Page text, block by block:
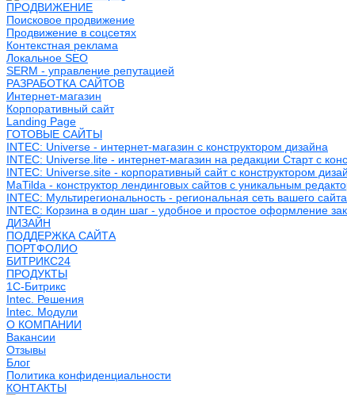
ПРОДВИЖЕНИЕ
Поисковое продвижение
Продвижение в соцсетях
Контекстная реклама
Локальное SEO
SERM - управление репутацией
РАЗРАБОТКА САЙТОВ
Интернет-магазин
Корпоративный сайт
Landing Page
ГОТОВЫЕ САЙТЫ
INTEC: Universe - интернет-магазин с конструктором дизайна
INTEC: Universe.lite - интернет-магазин на редакции Старт с
INTEC: Universe.site - корпоративный сайт с конструктором
MaTilda - конструктор лендинговых сайтов с уникальным
INTEC: Мультирегиональность - региональная сеть вашего
INTEC: Корзина в один шаг - удобное и простое оформление
ДИЗАЙН
ПОДДЕРЖКА САЙТА
ПОРТФОЛИО
БИТРИКС24
ПРОДУКТЫ
1С-Битрикс
Intec. Решения
Intec. Модули
О КОМПАНИИ
Вакансии
Отзывы
Блог
Политика конфиденциальности
КОНТАКТЫ